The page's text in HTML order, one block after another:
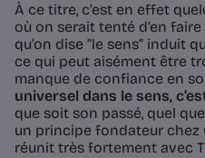
À ce titre, c’est en effet
où on serait tenté d’en
qu’on dise “le sens” induit
ce qui peut aisément être
manque de confiance en
universel dans le sens,
que soit son passé, quel
un principe fondateur chez
réunit très fortement avec